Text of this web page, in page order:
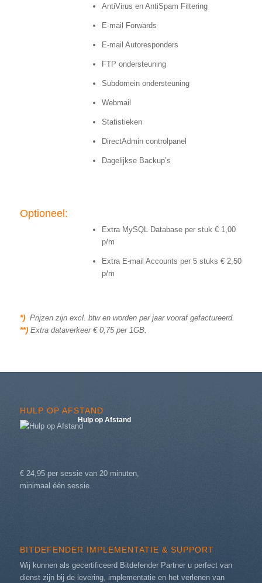
AntiVirus en AntiSpam Filtering
E-mail Forwards
E-mail Autoresponders
FTP ondersteuning
Subdomein ondersteuning
Webmail
Statistieken
DirectAdmin controlpanel
Dagelijkse Backup’s
Optioneel:
Extra MySQL Database per stuk € 1,00
p/m
Extra E-mail Accounts per 5 stuks € 2,50
p/m
*)Prijzen zijn excl. btw en worden per jaar vooraf gefactureerd.
**)Extra dataverkeer € 0,75 per 1GB.
HULP OP AFSTAND
Hulp op Afstand
€ 24,95 per sessie van 20 minuten,
minimaal één sessie.
BITDEFENDER IMPLEMENTATIE & SUPPORT
Wij kunnen als gecertificeerd Bitdefender Partner u perfect van
dienst zijn bij de levering, implementatie en het verlenen van